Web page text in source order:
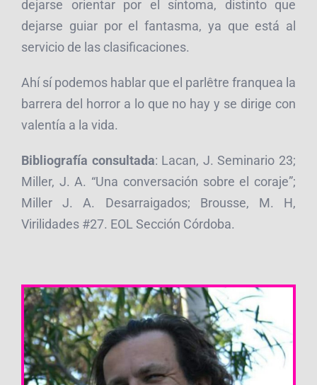
dejarse orientar por el síntoma, distinto que
dejarse guiar por el fantasma, ya que está al
servicio de las clasificaciones.
Ahí sí podemos hablar que el parlêtre franquea la
barrera del horror a lo que no hay y se dirige con
valentía a la vida.
Bibliografía consultada: Lacan, J. Seminario 23;
Miller, J. A. “Una conversación sobre el coraje”;
Miller J. A. Desarraigados; Brousse, M. H,
Virilidades #27. EOL Sección Córdoba.